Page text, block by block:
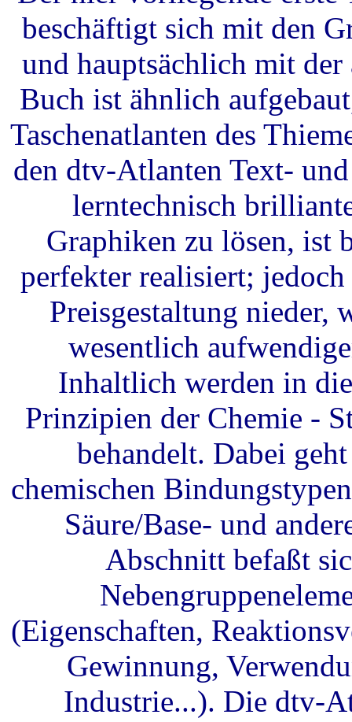
beschäftigt sich mit den
und hauptsächlich mit
Buch ist ähnlich
Taschenatlanten des
den dtv-Atlanten Text-
lerntechnisch
Graphiken zu lösen, ist
perfekter realisiert;
Preisgestaltung nieder,
wesentlich
Inhaltlich werden in
Prinzipien der Chemie -
behandelt. Dabei
chemischen
Säure/Base- und
Abschnitt befaßt
(Eigenschaften,
Gewinnung,
Industrie...). Die dtv-